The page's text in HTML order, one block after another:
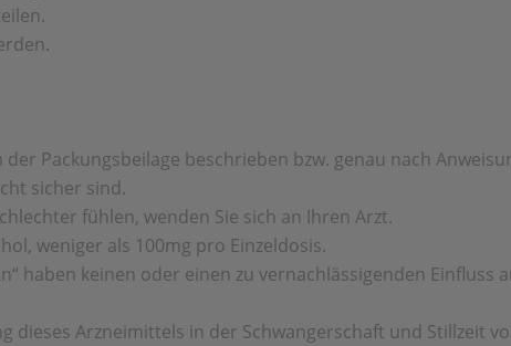
Packungsbeilage beschrieben bzw. genau nach
sicher sind.
fühlen, wenden Sie sich an Ihren Arzt.
weniger als 100mg pro Einzeldosis.
haben keinen oder einen zu vernachlässigenden
dieses Arzneimittels in der Schwangerschaft und Stillzeit